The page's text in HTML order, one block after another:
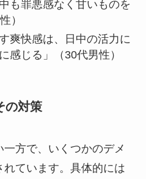
も罪悪感なく甘いものを
）
爽快感は、日中の活力に
感じる」（30代男性）
の対策
方で、いくつかのデメ
れています。具体的には